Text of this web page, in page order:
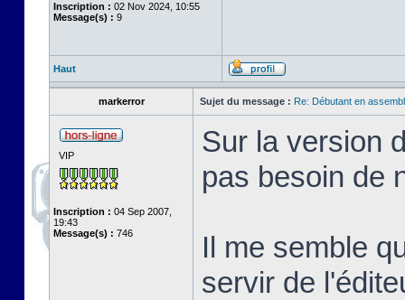
Inscription : 02 Nov 2024, 10:55
Message(s) : 9
Haut
markerror Sujet du message : Re: Débutant en
VIP
Inscription : 04 Sep 2007,
19:43
Message(s) : 746
Sur la version
pas besoin de
Il me semble
servir de